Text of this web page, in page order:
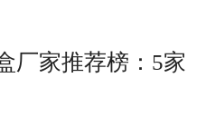
厂家推荐榜：5家